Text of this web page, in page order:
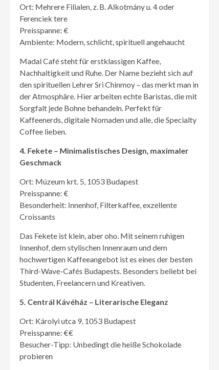
Ort: Mehrere Filialen, z. B. Alkotmány u. 4 oder
Ferenciek tere
Preisspanne: €
Ambiente: Modern, schlicht, spirituell angehaucht
Madal Café steht für erstklassigen Kaffee,
Nachhaltigkeit und Ruhe. Der Name bezieht sich auf
den spirituellen Lehrer Sri Chinmoy – das merkt man in
der Atmosphäre. Hier arbeiten echte Baristas, die mit
Sorgfalt jede Bohne behandeln. Perfekt für
Kaffeenerds, digitale Nomaden und alle, die Specialty
Coffee lieben.
4. Fekete – Minimalistisches Design, maximaler
Geschmack
Ort: Múzeum krt. 5, 1053 Budapest
Preisspanne: €
Besonderheit: Innenhof, Filterkaffee, exzellente
Croissants
Das Fekete ist klein, aber oho. Mit seinem ruhigen
Innenhof, dem stylischen Innenraum und dem
hochwertigen Kaffeeangebot ist es eines der besten
Third-Wave-Cafés Budapests. Besonders beliebt bei
Studenten, Freelancern und Kreativen.
5. Centrál Kávéház – Literarische Eleganz
Ort: Károlyi utca 9, 1053 Budapest
Preisspanne: €€
Besucher-Tipp: Unbedingt die heiße Schokolade
probieren